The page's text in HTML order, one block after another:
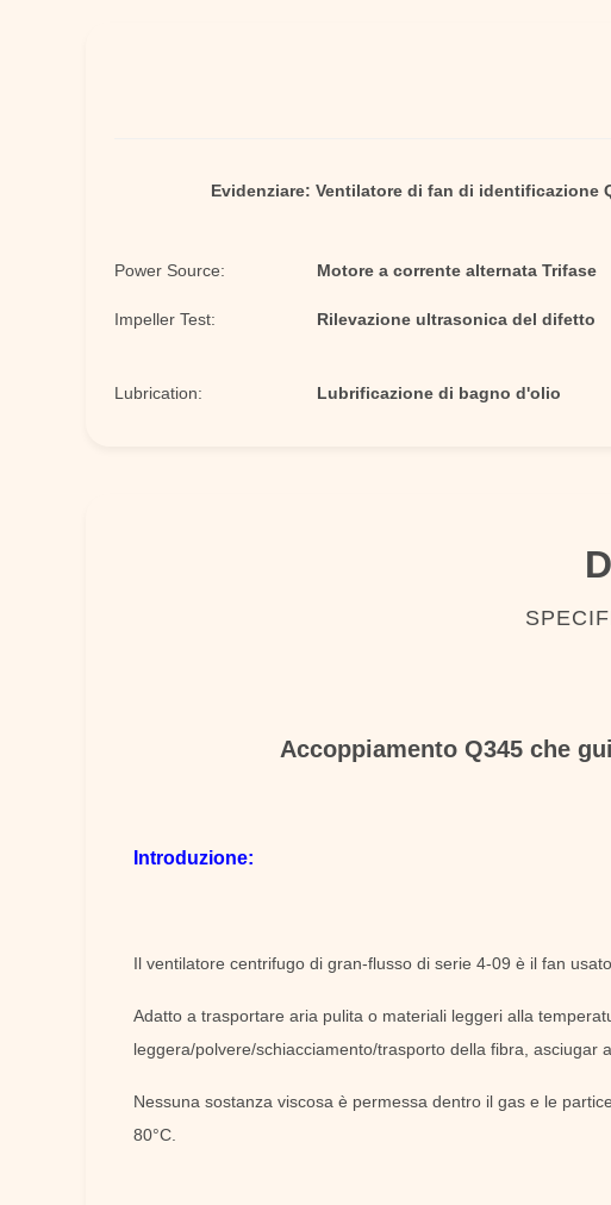
Evidenziare: Ventilatore di fan di identificazione
Power Source: Motore a corrente alternata Trifase
Impeller Test: Rilevazione ultrasonica del difetto
Lubrication: Lubrificazione di bagno d'olio
Accoppiamento Q345 che
Introduzione:
Il ventilatore centrifugo di gran-flusso di serie 4-09 è il fan
Adatto a trasportare aria pulita o materiali leggeri alla
leggera/polvere/schiacciamento/trasporto della fibra, asciugar
Nessuna sostanza viscosa è permessa dentro il gas e le
80°C.